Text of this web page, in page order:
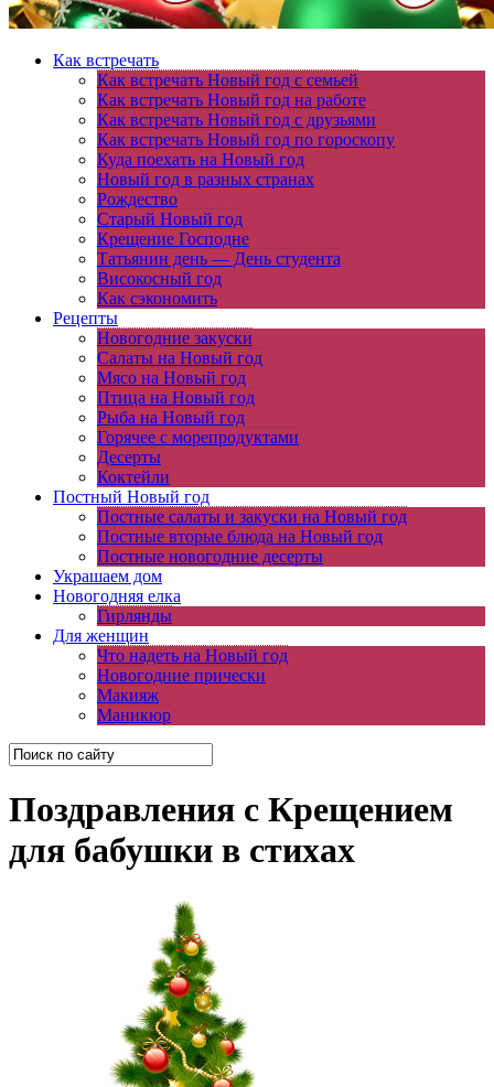
Как встречать
Как встречать Новый год с семьей
Как встречать Новый год на работе
Как встречать Новый год с друзьями
Как встречать Новый год по гороскопу
Куда поехать на Новый год
Новый год в разных странах
Рождество
Старый Новый год
Крещение Господне
Татьянин день — День студента
Високосный год
Как сэкономить
Рецепты
Новогодние закуски
Салаты на Новый год
Мясо на Новый год
Птица на Новый год
Рыба на Новый год
Горячее с морепродуктами
Десерты
Коктейли
Постный Новый год
Постные салаты и закуски на Новый год
Постные вторые блюда на Новый год
Постные новогодние десерты
Украшаем дом
Новогодняя елка
Гирлянды
Для женщин
Что надеть на Новый год
Новогодние прически
Макияж
Маникюр
Поздравления с Крещением
для бабушки в стихах